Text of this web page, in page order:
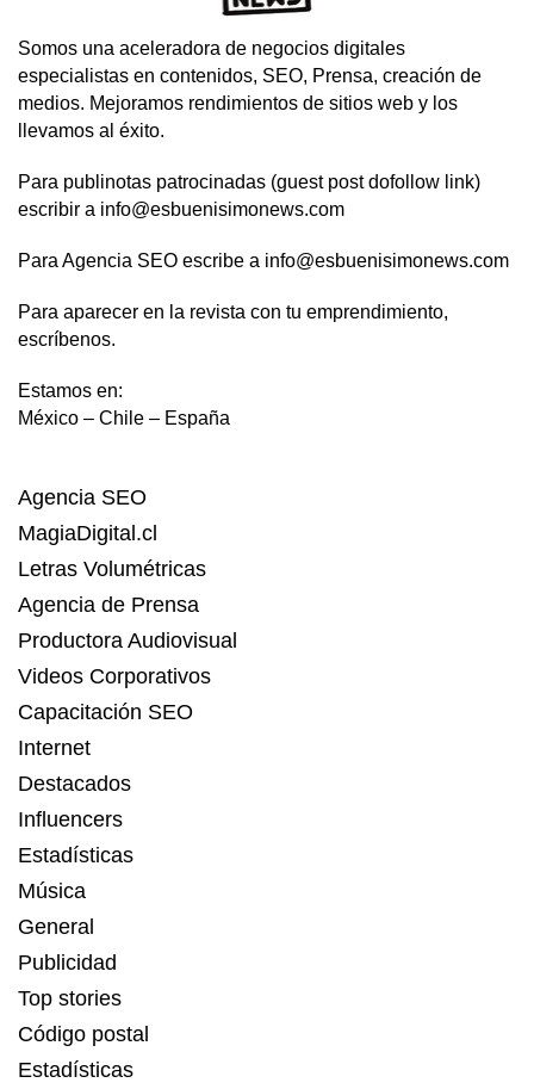
Somos una aceleradora de negocios digitales
especialistas en contenidos, SEO, Prensa, creación de
medios. Mejoramos rendimientos de sitios web y los
llevamos al éxito.
Para publinotas patrocinadas (guest post dofollow link)
escribir a info@esbuenisimonews.com
Para Agencia SEO escribe a info@esbuenisimonews.com
Para aparecer en la revista con tu emprendimiento,
escríbenos.
Estamos en:
México – Chile – España
Agencia SEO
MagiaDigital.cl
Letras Volumétricas
Agencia de Prensa
Productora Audiovisual
Videos Corporativos
Capacitación SEO
Internet
Destacados
Influencers
Estadísticas
Música
General
Publicidad
Top stories
Código postal
Estadísticas